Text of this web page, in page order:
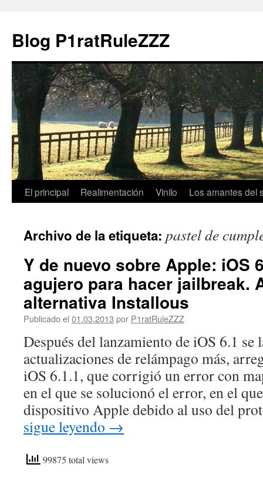
Blog P1ratRuleZZZ
El principal Realimentación Vinilo Los amantes del
Archivo de la etiqueta: pastel de
Y de nuevo sobre Apple: iOS
agujero para hacer jailbreak.
alternativa Installous
Publicado el 01.03.2013 por P1ratRuleZZZ
Después del lanzamiento de iOS 6.1 se
actualizaciones de relámpago más,
iOS 6.1.1, que corrigió un error con
en el que se solucionó el error, en el
dispositivo Apple debido al uso del
sigue leyendo →
99875 total views